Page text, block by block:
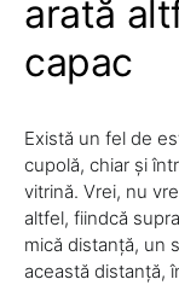
arată
capac
Există un fel de
cupolă, chiar și
vitrină. Vrei, nu
altfel, fiindcă
mică distanță, un
această distanță,